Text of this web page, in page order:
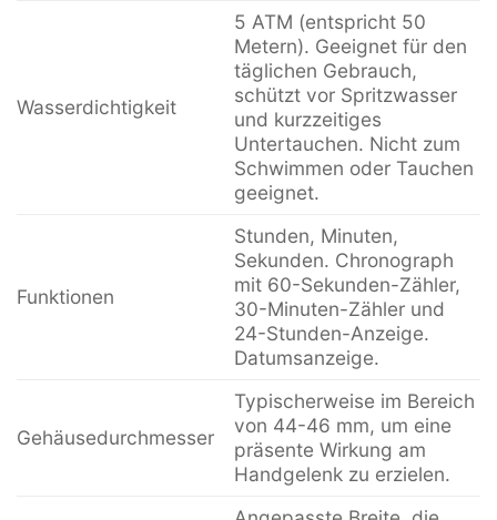
Wasserdichtigkeit
5 ATM (entspricht 50
Metern). Geeignet für den
täglichen Gebrauch,
schützt vor Spritzwasser
und kurzzeitiges
Untertauchen. Nicht zum
Schwimmen oder Tauchen
geeignet.
Funktionen
Stunden, Minuten,
Sekunden. Chronograph
mit 60-Sekunden-Zähler,
30-Minuten-Zähler und
24-Stunden-Anzeige.
Datumsanzeige.
Gehäusedurchmesser
Typischerweise im Bereich
von 44-46 mm, um eine
präsente Wirkung am
Handgelenk zu erzielen.